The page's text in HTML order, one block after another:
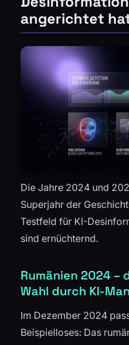
angerichtet
Die Jahre 2024 und
Superjahr der
Testfeld für KI-
sind ernüchternd.
Rumänien 2024 –
Wahl durch KI-
Im Dezember 2024
Beispielloses: Das